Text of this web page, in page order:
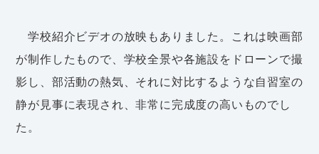
学校紹介ビデオの放映もありました。これは映画部
が制作したもので、学校全景や各施設をドローンで撮
影し、部活動の熱気、それに対比するような自習室の
静が見事に表現され、非常に完成度の高いものでし
た。